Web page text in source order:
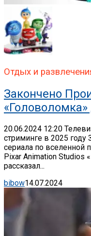
Отдых и
Закончено
20.06.2024 12:20
стриминге в 2025
сериала по
Pixar Animation Studios
рассказал...
bibow14.07.2024